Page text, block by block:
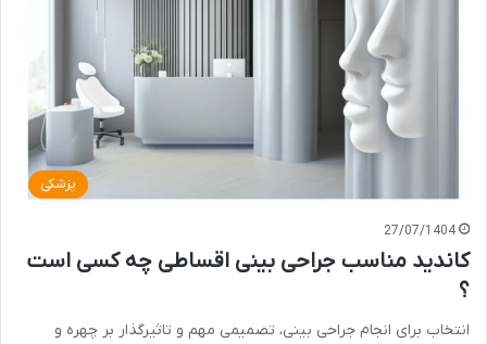
پزشکی
27/07/1404
کاندید مناسب جراحی بینی اقساطی چه کسی است
؟
انتخاب برای انجام جراحی بینی، تصمیمی مهم و تاثیرگذار بر چهره و